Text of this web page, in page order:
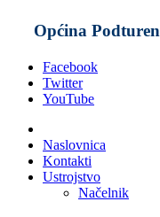
Općina Podturen
Facebook
Twitter
YouTube
Naslovnica
Kontakti
Ustrojstvo
Načelnik